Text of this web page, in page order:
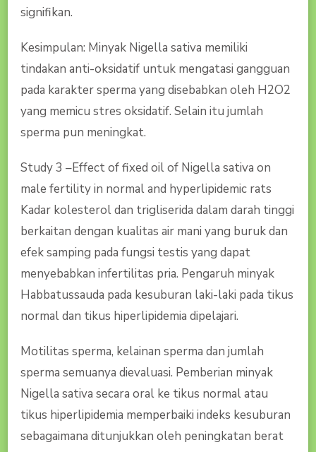
signifikan.
Kesimpulan: Minyak Nigella sativa memiliki
tindakan anti-oksidatif untuk mengatasi gangguan
pada karakter sperma yang disebabkan oleh H2O2
yang memicu stres oksidatif. Selain itu jumlah
sperma pun meningkat.
Study 3 –Effect of fixed oil of Nigella sativa on
male fertility in normal and hyperlipidemic rats
Kadar kolesterol dan trigliserida dalam darah tinggi
berkaitan dengan kualitas air mani yang buruk dan
efek samping pada fungsi testis yang dapat
menyebabkan infertilitas pria. Pengaruh minyak
Habbatussauda pada kesuburan laki-laki pada tikus
normal dan tikus hiperlipidemia dipelajari.
Motilitas sperma, kelainan sperma dan jumlah
sperma semuanya dievaluasi. Pemberian minyak
Nigella sativa secara oral ke tikus normal atau
tikus hiperlipidemia memperbaiki indeks kesuburan
sebagaimana ditunjukkan oleh peningkatan berat